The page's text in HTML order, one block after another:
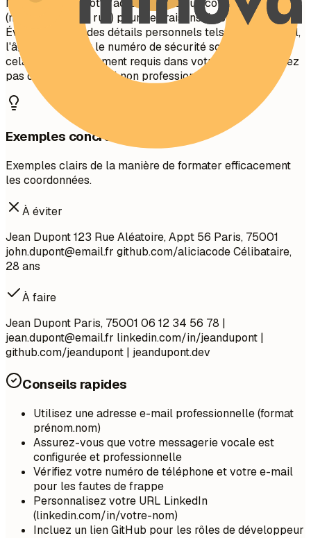
Ne pas inclure votre adresse physique complète
(numéro/nom de rue) pour des raisons de confidentialité.
Évitez d'inclure des détails personnels tels que l'état civil,
l'âge, la photo ou le numéro de sécurité sociale, sauf si
cela est spécifiquement requis dans votre pays. N'utilisez
pas d'adresses e-mail non professionnelles.
Exemples concrets
Exemples clairs de la manière de formater efficacement
les coordonnées.
À éviter
Jean Dupont 123 Rue Aléatoire, Appt 56 Paris, 75001
john.dupont@email.fr github.com/aliciacode Célibataire,
28 ans
À faire
Jean Dupont Paris, 75001 06 12 34 56 78 |
jean.dupont@email.fr linkedin.com/in/jeandupont |
github.com/jeandupont | jeandupont.dev
Conseils rapides
Utilisez une adresse e-mail professionnelle (format
prénom.nom)
Assurez-vous que votre messagerie vocale est
configurée et professionnelle
Vérifiez votre numéro de téléphone et votre e-mail
pour les fautes de frappe
Personnalisez votre URL LinkedIn
(linkedin.com/in/votre-nom)
Incluez un lien GitHub pour les rôles de développeur